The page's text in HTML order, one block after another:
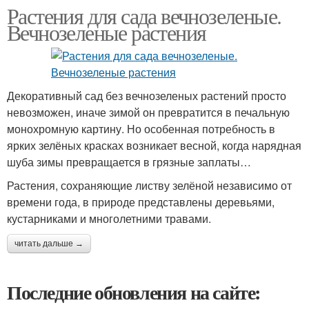
Растения для сада вечнозеленые.
Вечнозеленые растения
Декоративный сад без вечнозеленых растений просто
невозможен, иначе зимой он превратится в печальную
монохромную картину. Но особенная потребность в
ярких зелёных красках возникает весной, когда нарядная
шуба зимы превращается в грязные заплаты…
Растения, сохраняющие листву зелёной независимо от
времени года, в природе представлены деревьями,
кустарниками и многолетними травами.
читать дальше →
Последние обновления на сайте: